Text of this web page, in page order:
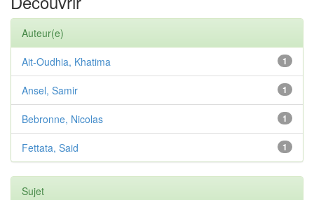
Auteur(e)
1
Ait-Oudhia, Khatima
1
Ansel, Samir
1
Bebronne, Nicolas
1
Fettata, Said
Sujet